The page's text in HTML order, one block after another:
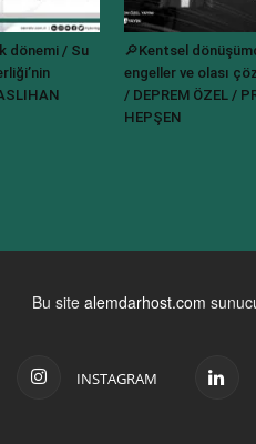
dönemi / Su
🔎Kentsel
engeller ve olası
/ DEPREM ÖZEL /
HEPŞEN
Bu site alemdarhost.com
INSTAGRAM